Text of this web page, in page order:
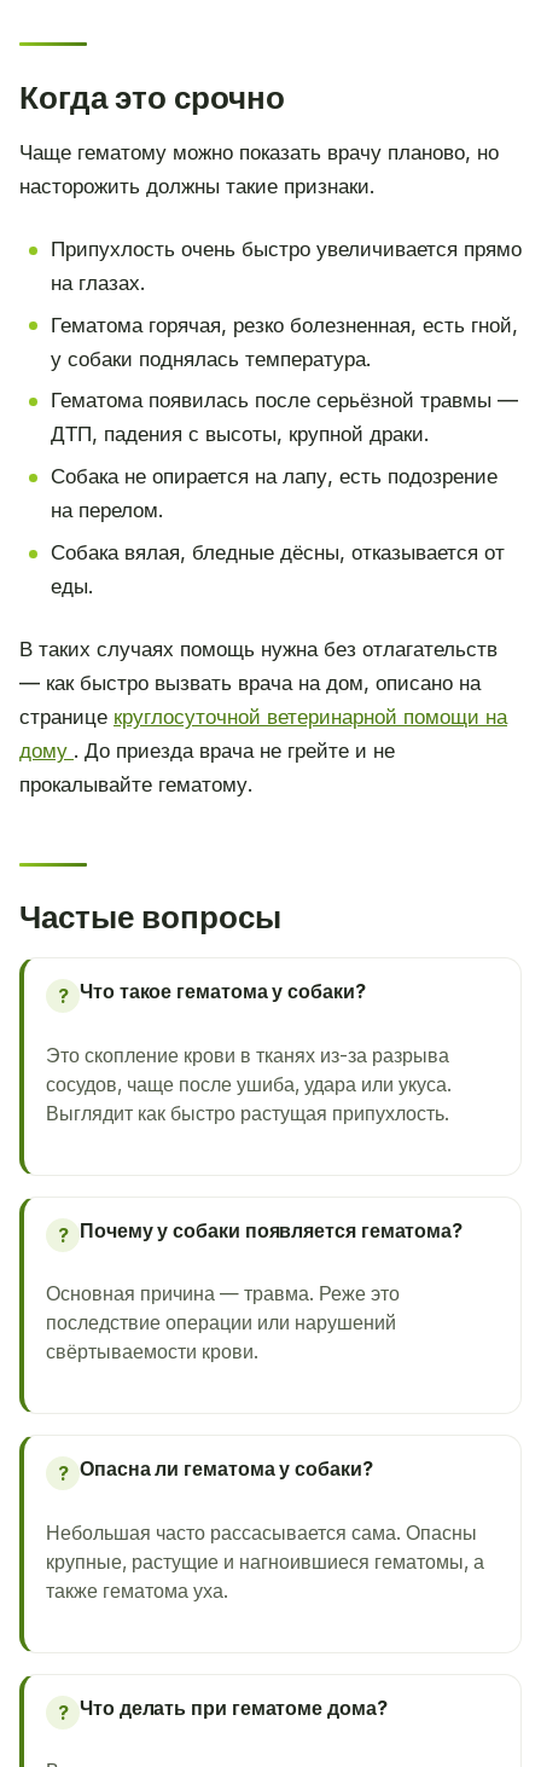
Когда это срочно
Чаще гематому можно показать врачу планово, но
насторожить должны такие признаки.
Припухлость очень быстро увеличивается прямо
на глазах.
Гематома горячая, резко болезненная, есть гной,
у собаки поднялась температура.
Гематома появилась после серьёзной травмы —
ДТП, падения с высоты, крупной драки.
Собака не опирается на лапу, есть подозрение
на перелом.
Собака вялая, бледные дёсны, отказывается от
еды.
В таких случаях помощь нужна без отлагательств
— как быстро вызвать врача на дом, описано на
странице круглосуточной ветеринарной помощи на
дому . До приезда врача не грейте и не
прокалывайте гематому.
Частые вопросы
? Что такое гематома у собаки?
Это скопление крови в тканях из-за разрыва
сосудов, чаще после ушиба, удара или укуса.
Выглядит как быстро растущая припухлость.
? Почему у собаки появляется гематома?
Основная причина — травма. Реже это
последствие операции или нарушений
свёртываемости крови.
? Опасна ли гематома у собаки?
Небольшая часто рассасывается сама. Опасны
крупные, растущие и нагноившиеся гематомы, а
также гематома уха.
? Что делать при гематоме дома?